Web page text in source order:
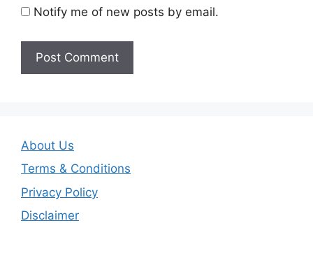
Notify me of new posts by email.
About Us
Terms & Conditions
Privacy Policy
Disclaimer